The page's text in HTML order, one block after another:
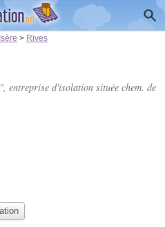
Isère > Rives
entreprise d'isolation située chem. de